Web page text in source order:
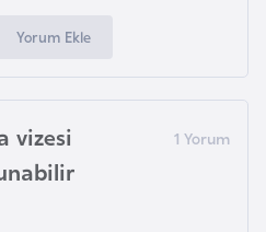
Yorum Ekle
vizesi